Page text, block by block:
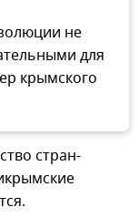
не
для
крымского
стран-